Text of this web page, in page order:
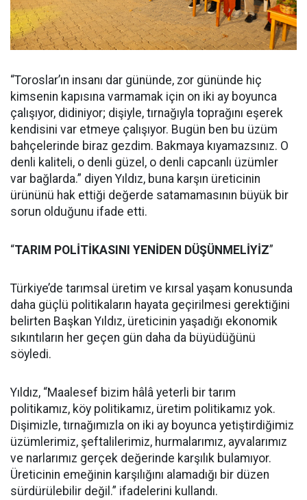
“Toroslar’ın insanı dar gününde, zor gününde hiç
kimsenin kapısına varmamak için on iki ay boyunca
çalışıyor, didiniyor; dişiyle, tırnağıyla toprağını eşerek
kendisini var etmeye çalışıyor. Bugün ben bu üzüm
bahçelerinde biraz gezdim. Bakmaya kıyamazsınız. O
denli kaliteli, o denli güzel, o denli capcanlı üzümler
var bağlarda.” diyen Yıldız, buna karşın üreticinin
ürününü hak ettiği değerde satamamasının büyük bir
sorun olduğunu ifade etti.
“TARIM POLİTİKASINI YENİDEN DÜŞÜNMELİYİZ”
Türkiye’de tarımsal üretim ve kırsal yaşam konusunda
daha güçlü politikaların hayata geçirilmesi gerektiğini
belirten Başkan Yıldız, üreticinin yaşadığı ekonomik
sıkıntıların her geçen gün daha da büyüdüğünü
söyledi.
Yıldız, “Maalesef bizim hâlâ yeterli bir tarım
politikamız, köy politikamız, üretim politikamız yok.
Dişimizle, tırnağımızla on iki ay boyunca yetiştirdiğimiz
üzümlerimiz, şeftalilerimiz, hurmalarımız, ayvalarımız
ve narlarımız gerçek değerinde karşılık bulamıyor.
Üreticinin emeğinin karşılığını alamadığı bir düzen
sürdürülebilir değil.” ifadelerini kullandı.